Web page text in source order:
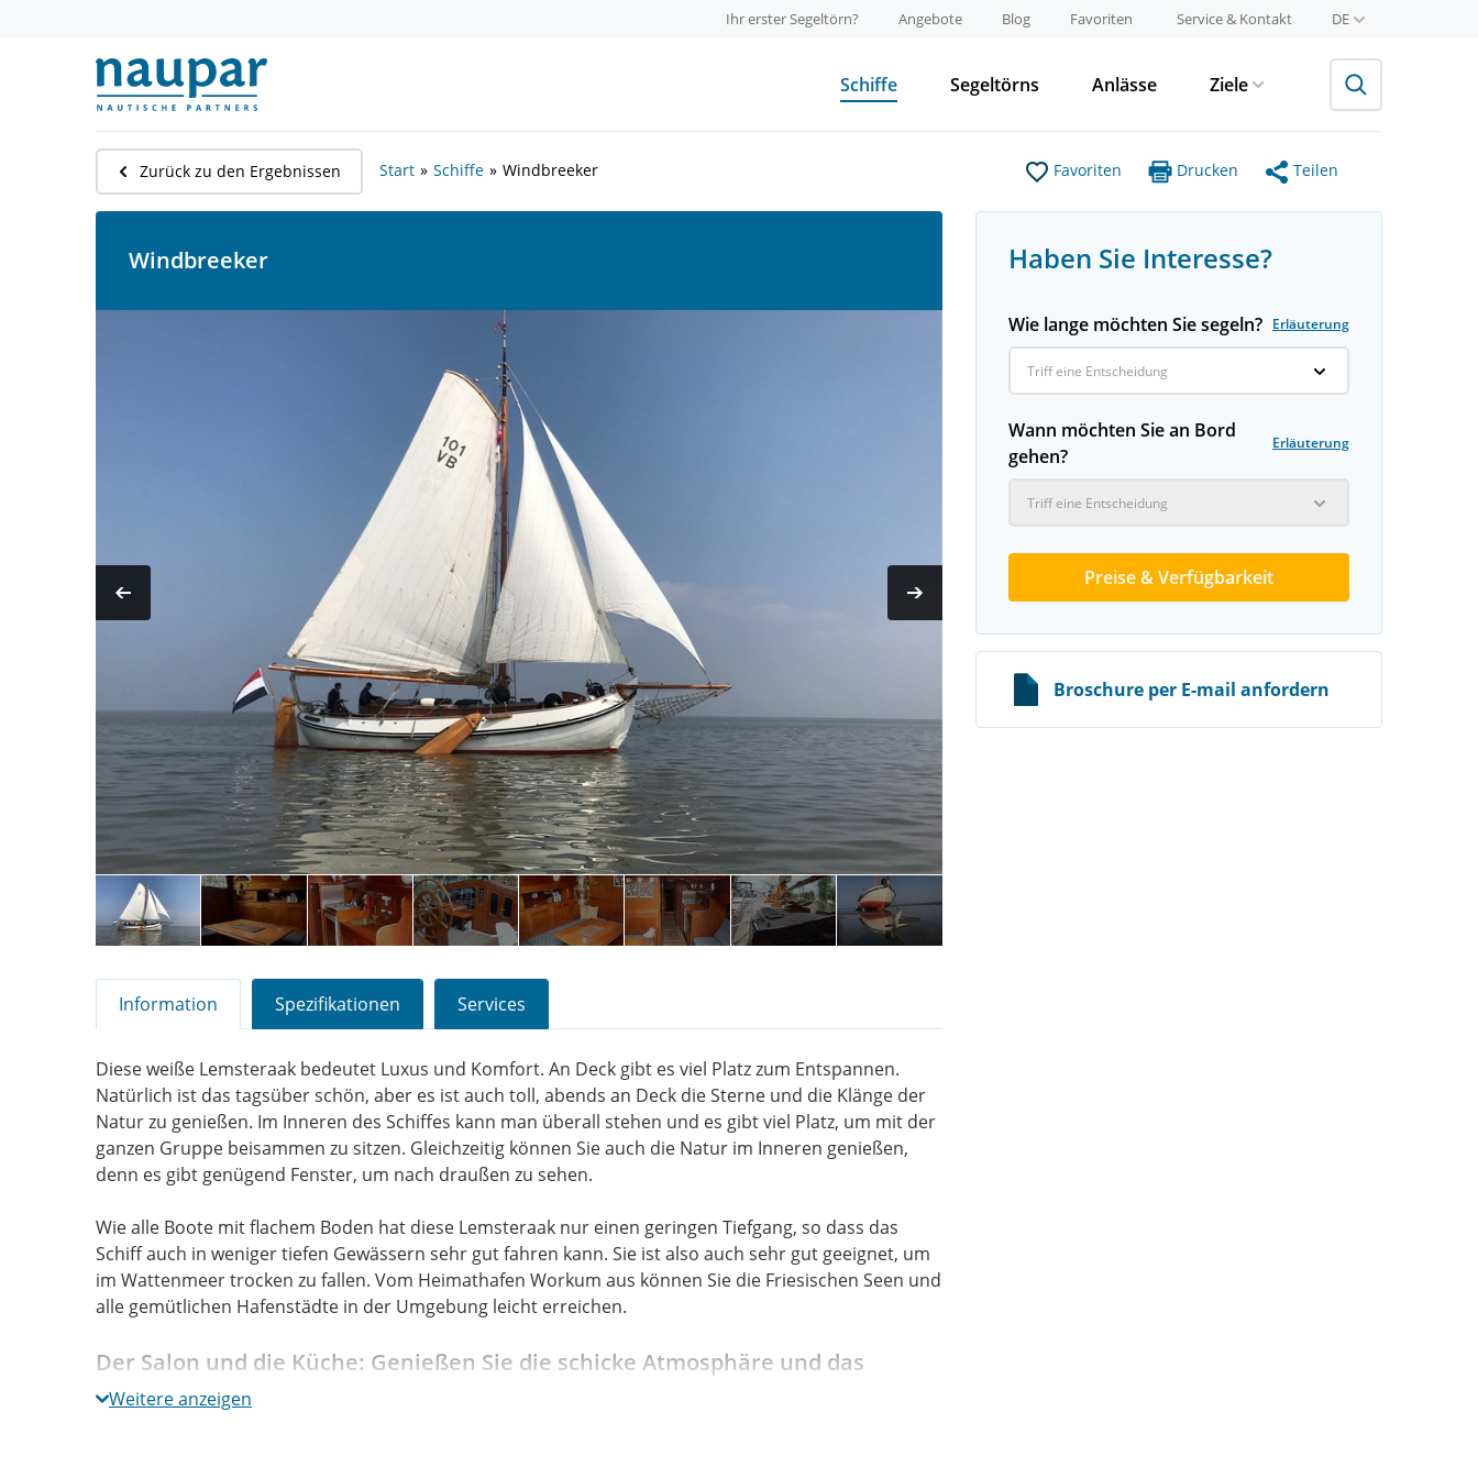
Ihr erster Segeltörn? Angebote Blog Favoriten Service & Kontakt DE
Schiffe Segeltörns Anlässe Ziele
Zurück zu den Ergebnissen Start Schiffe Windbreeker Favoriten Drucken Teilen
Windbreeker
Information Spezifikationen Services
Diese weiße Lemsteraak bedeutet Luxus und Komfort. An Deck gibt es viel Platz zum Entspannen.
Natürlich ist das tagsüber schön, aber es ist auch toll, abends an Deck die Sterne und die Klänge der
Natur zu genießen. Im Inneren des Schiffes kann man überall stehen und es gibt viel Platz, um mit der
ganzen Gruppe beisammen zu sitzen. Gleichzeitig können Sie auch die Natur im Inneren genießen,
denn es gibt genügend Fenster, um nach draußen zu sehen.
Wie alle Boote mit flachem Boden hat diese Lemsteraak nur einen geringen Tiefgang, so dass das
Schiff auch in weniger tiefen Gewässern sehr gut fahren kann. Sie ist also auch sehr gut geeignet, um
im Wattenmeer trocken zu fallen. Vom Heimathafen Workum aus können Sie die Friesischen Seen und
alle gemütlichen Hafenstädte in der Umgebung leicht erreichen.
Der Salon und die Küche: Genießen Sie die schicke Atmosphäre und das
komplette Interieur
Weitere anzeigen
Haben Sie Interesse?
Wie lange möchten Sie segeln? Erläuterung
Triff eine Entscheidung
Wann möchten Sie an Bord
gehen?
Erläuterung
Triff eine Entscheidung
Preise & Verfügbarkeit
Broschure per E-mail anfordern